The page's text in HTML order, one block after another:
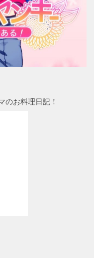
のお料理日記！